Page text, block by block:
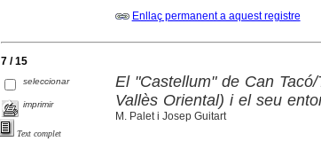
Enllaç permanent a aquest registre
7 / 15
seleccionar
imprimir
Text complet
El "Castellum" de Can
Vallès Oriental) i el seu
M. Palet i Josep Guitart